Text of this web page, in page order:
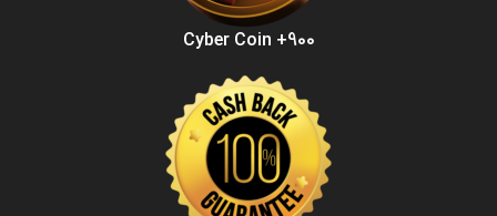
900+ Cyber Coin